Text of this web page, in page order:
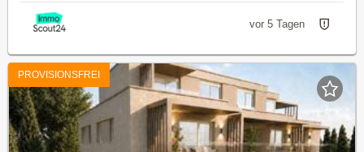
vor 5 Tagen
PROVISIONSFREI